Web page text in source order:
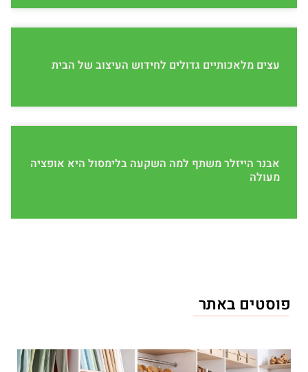
עצים מלאכותיים גדולים לחידוש העיצוב של הבית
אבנר הייזלר משתף למה השקעה בלימסול היא אופציה
מעולה
פוסטים באתר